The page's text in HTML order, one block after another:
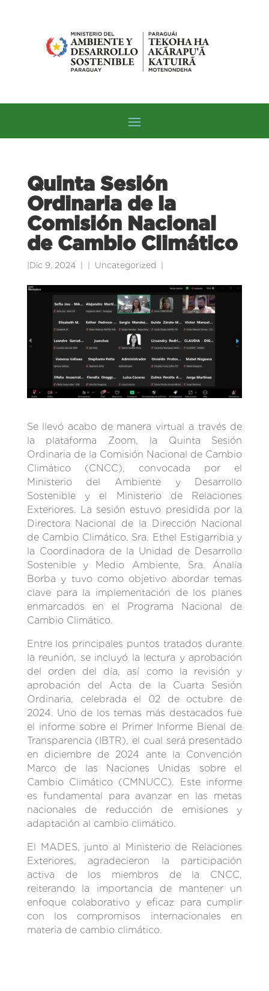
Quinta Sesión
Ordinaria de la
Comisión Nacional
de Cambio Climático
Dic 9, 2024 Uncategorized
Se llevó acabo de manera virtual a través de
la plataforma Zoom, la Quinta Sesión
Ordinaria de la Comisión Nacional de Cambio
Climático (CNCC), convocada por el
Ministerio del Ambiente y Desarrollo
Sostenible y el Ministerio de Relaciones
Exteriores. La sesión estuvo presidida por la
Directora Nacional de la Dirección Nacional
de Cambio Climático, Sra. Ethel Estigarribia y
la Coordinadora de la Unidad de Desarrollo
Sostenible y Medio Ambiente, Sra. Analía
Borba y tuvo como objetivo abordar temas
clave para la implementación de los planes
enmarcados en el Programa Nacional de
Cambio Climático.
Entre los principales puntos tratados durante
la reunión, se incluyó la lectura y aprobación
del orden del día, así como la revisión y
aprobación del Acta de la Cuarta Sesión
Ordinaria, celebrada el 02 de octubre de
2024. Uno de los temas más destacados fue
el informe sobre el Primer Informe Bienal de
Transparencia (IBTR), el cual será presentado
en diciembre de 2024 ante la Convención
Marco de las Naciones Unidas sobre el
Cambio Climático (CMNUCC). Este informe
es fundamental para avanzar en las metas
nacionales de reducción de emisiones y
adaptación al cambio climático.
El MADES, junto al Ministerio de Relaciones
Exteriores, agradecieron la participación
activa de los miembros de la CNCC,
reiterando la importancia de mantener un
enfoque colaborativo y eficaz para cumplir
con los compromisos internacionales en
materia de cambio climático.